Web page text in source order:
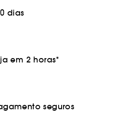
dias
em 2 horas*
seguros